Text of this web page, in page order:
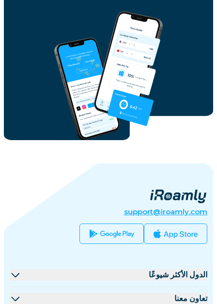
support@iroamly.com
الدول الأكثر شيوعًا
الولايات المتحدة
تعاون معنا